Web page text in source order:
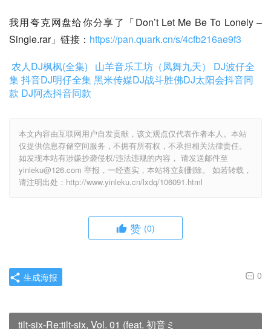
我用夸克网盘给你分享了「Don’t Let Me Be To Lonely –
Single.rar」链接： https://pan.quark.cn/s/4cfb216ae9f3
农人DJ枫枫(全集)
山羊音乐工坊（凤舞九天）
DJ波仔全
集抖音DJ明仔全集黑米传媒DJ战斗胜佛DJ太阳会抖音同
款 DJ阿杰抖音同款
本文内容由互联网用户自发贡献，该文观点仅代表作者本人。本站
仅提供信息存储空间服务，不拥有所有权，不承担相关法律责任。
如发现本站有涉嫌抄袭侵权/违法违规的内容， 请发送邮件至
yinleku@126.com 举报，一经查实，本站将立刻删除。 如若转载，
请注明出处：http://www.yinleku.cn/lxdq/106091.html
赞 (0)
0
生成海报
tilt-six-Re:tilt-six, Vol. 01 (feat. 初音ミ